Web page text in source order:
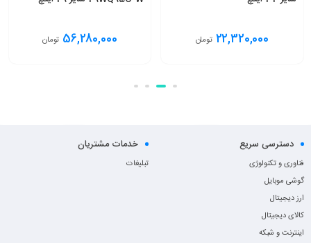
22,320,000 تومان 56,280,000 تومان
دسترسی سریع
فناوری و تکنولوژی
گوشی موبایل
ارز دیجیتال
کالای دیجیتال
اینترنت و شبکه
خدمات مشتریان
تبلیغات